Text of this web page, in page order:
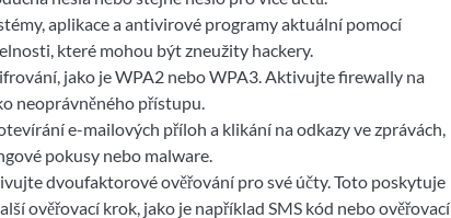
aplikace a antivirové programy aktuální pomocí
které mohou být zneužity hackery.
jako je WPA2 nebo WPA3. Aktivujte firewally na
neoprávněného přístupu.
e-mailových příloh a klikání na odkazy ve zprávách,
pokusy nebo malware.
dvoufaktorové ověřování pro své účty. Toto poskytuje
ověřovací krok, jako je například SMS kód nebo ověřovací